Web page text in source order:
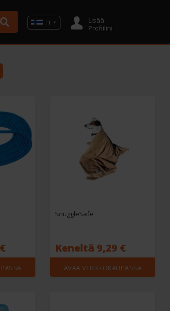
FI
Lisää
Profiilini
SnuggleSafe
Keneltä 9,29 €
AVAA VERKKOKAUPASSA